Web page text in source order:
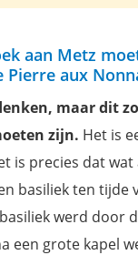
aan Metz
Pierre aux
maar dit
zijn. Het is
is precies dat wat
basiliek ten tijde
werd door
een grote kapel